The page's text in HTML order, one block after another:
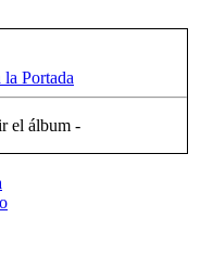
la Portada
el álbum -